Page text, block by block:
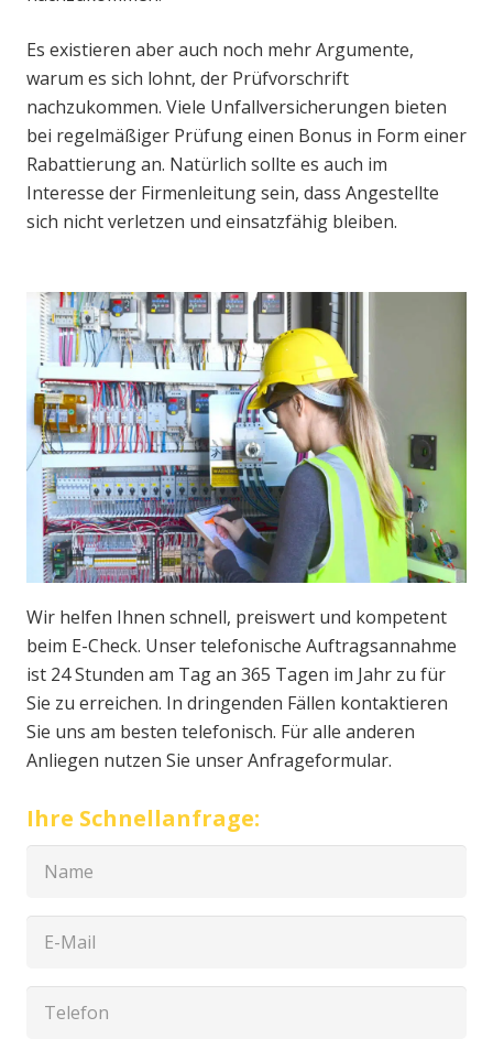
Es existieren aber auch noch mehr Argumente,
warum es sich lohnt, der Prüfvorschrift
nachzukommen. Viele Unfallversicherungen bieten
bei regelmäßiger Prüfung einen Bonus in Form einer
Rabattierung an. Natürlich sollte es auch im
Interesse der Firmenleitung sein, dass Angestellte
sich nicht verletzen und einsatzfähig bleiben.
Wir helfen Ihnen schnell, preiswert und kompetent
beim E-Check. Unser telefonische Auftragsannahme
ist 24 Stunden am Tag an 365 Tagen im Jahr zu für
Sie zu erreichen. In dringenden Fällen kontaktieren
Sie uns am besten telefonisch. Für alle anderen
Anliegen nutzen Sie unser Anfrageformular.
Ihre Schnellanfrage: